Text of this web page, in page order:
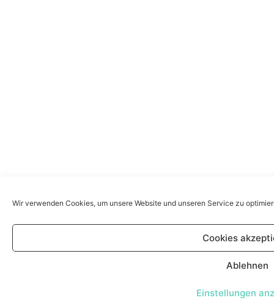
Wir verwenden Cookies, um unsere Website und unseren Service zu
Cookies
Ablehnen
Einstellungen